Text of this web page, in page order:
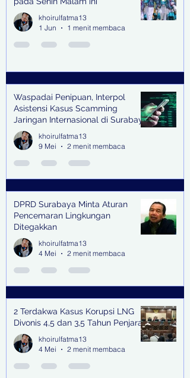
khoirulfatma13
1 Jun
1 menit membaca
Waspadai Penipuan, Interpol
Asistensi Kasus Scamming
Jaringan Internasional di Surabaya
khoirulfatma13
9 Mei
2 menit membaca
DPRD Surabaya Minta Aturan
Pencemaran Lingkungan
Ditegakkan
khoirulfatma13
4 Mei
2 menit membaca
2 Terdakwa Kasus Korupsi LNG
Divonis 4,5 dan 3,5 Tahun Penjara
khoirulfatma13
4 Mei
2 menit membaca